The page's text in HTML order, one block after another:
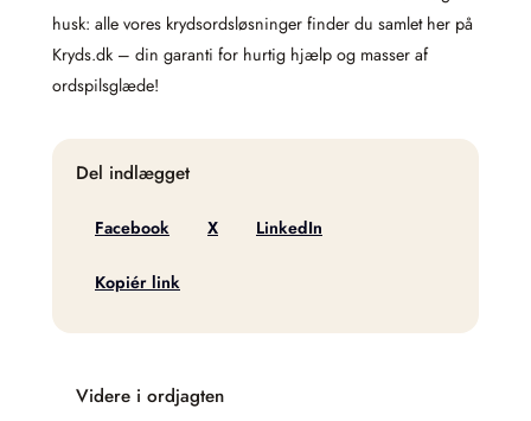
husk: alle vores krydsordsløsninger finder du samlet her på
Kryds.dk – din garanti for hurtig hjælp og masser af
ordspilsglæde!
Del indlægget
Facebook X LinkedIn
Kopiér link
Videre i ordjagten